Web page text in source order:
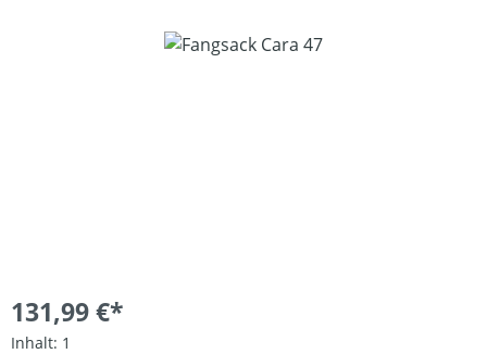
Bildergalerie überspringen
131,99 €*
Inhalt: 1